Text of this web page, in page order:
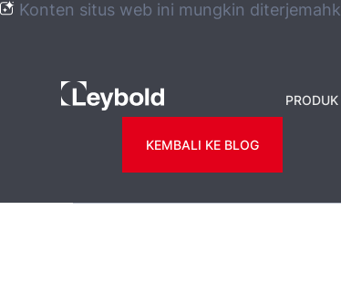
Konten situs web ini mungkin
Leybold
Global
PRODUK
KEMBALI KE BLOG